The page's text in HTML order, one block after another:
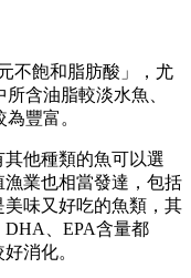
不飽和脂肪酸」，尤
含油脂較淡水魚、
豐富。
他種類的魚可以選
業也相當發達，包括
味又好吃的魚類，其
、EPA含量都
消化。